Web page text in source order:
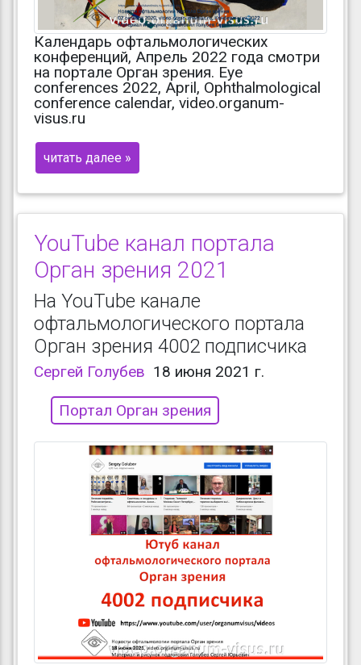
Календарь офтальмологических
конференций, Апрель 2022 года смотри
на портале Орган зрения. Eye
conferences 2022, April, Ophthalmological
conference calendar, video.organum-
visus.ru
читать далее »
YouTube канал портала
Орган зрения 2021
На YouTube канале
офтальмологического портала
Орган зрения 4002 подписчика
Сергей Голубев 18 июня 2021 г.
Портал Орган зрения